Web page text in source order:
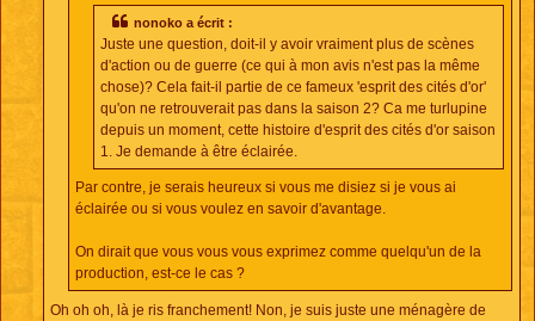
nonoko a écrit :
Juste une question, doit-il y avoir vraiment plus de scènes
d'action ou de guerre (ce qui à mon avis n'est pas la même
chose)? Cela fait-il partie de ce fameux 'esprit des cités d'or'
qu'on ne retrouverait pas dans la saison 2? Ca me turlupine
depuis un moment, cette histoire d'esprit des cités d'or saison
1. Je demande à être éclairée.
Par contre, je serais heureux si vous me disiez si je vous ai
éclairée ou si vous voulez en savoir d'avantage.
On dirait que vous vous vous exprimez comme quelqu'un de la
production, est-ce le cas ?
Oh oh oh, là je ris franchement! Non, je suis juste une ménagère de